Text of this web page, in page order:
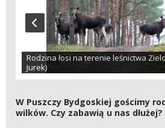
Rodzina łosi na terenie leśnictwa
Jurek)
W Puszczy Bydgoskiej gościmy
wilków. Czy zabawią u nas dłużej?